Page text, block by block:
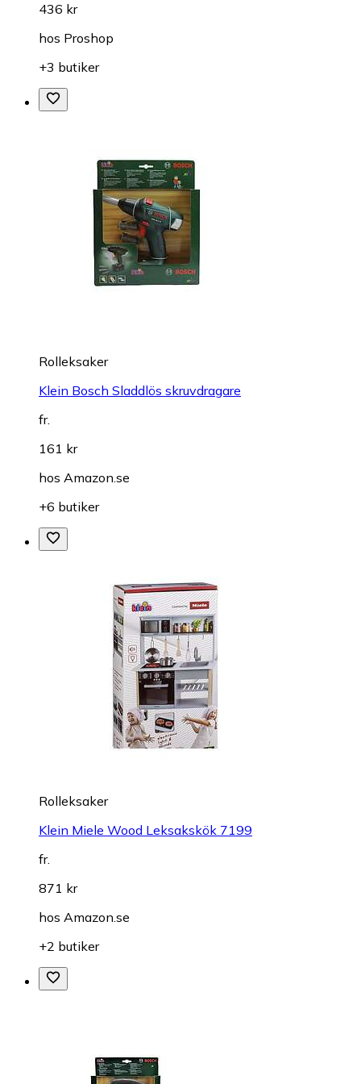
436 kr
hos Proshop
+3 butiker
Rolleksaker
Klein Bosch Sladdlös skruvdragare
fr.
161 kr
hos Amazon.se
+6 butiker
Rolleksaker
Klein Miele Wood Leksakskök 7199
fr.
871 kr
hos Amazon.se
+2 butiker